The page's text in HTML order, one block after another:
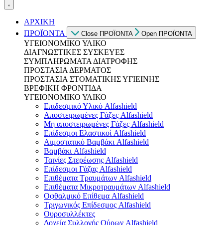
ΑΡΧΙΚΗ
ΠΡΟΪΟΝΤΑ
Close ΠΡΟΪΟΝΤΑ Open ΠΡΟΪΟΝΤΑ
ΥΓΕΙΟΝΟΜΙΚΟ ΥΛΙΚΟ
ΔΙΑΓΝΩΣΤΙΚΕΣ ΣΥΣΚΕΥΕΣ
ΣΥΜΠΛΗΡΩΜΑΤΑ ΔΙΑΤΡΟΦΗΣ
ΠΡΟΣΤΑΣΙΑ ΔΕΡΜΑΤΟΣ
ΠΡΟΣΤΑΣΙΑ ΣΤΟΜΑΤΙΚΗΣ ΥΓΙΕΙΝΗΣ
ΒΡΕΦΙΚΗ ΦΡΟΝΤΙΔΑ
ΥΓΕΙΟΝΟΜΙΚΟ ΥΛΙΚΟ
Επιδεσμικό Υλικό Alfashield
Αποστειρωμένες Γάζες Alfashield
Μη αποστειρωμένες Γάζες Alfashield
Επίδεσμοι Ελαστικοί Alfashield
Αιμοστατικό Βαμβάκι Alfashield
Βαμβάκι Alfashield
Ταινίες Στερέωσης Alfashield
Επίδεσμοι Γάζας Alfashield
Επιθέματα Τραυμάτων Alfashield
Επιθέματα Μικροτραυμάτων Alfashield
Οφθαλμικό Eπίθεμα Alfashield
Τριγωνικός Επίδεσμος Alfashield
Ουροσυλλέκτες
Δοχεία Συλλογής Ούρων Alfashield